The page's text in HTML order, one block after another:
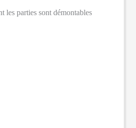
les parties sont démontables